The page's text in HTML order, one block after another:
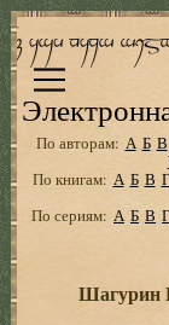
По авторам: А Б В
По книгам: А Б В Г
По сериям: А Б В Г
Шагурин